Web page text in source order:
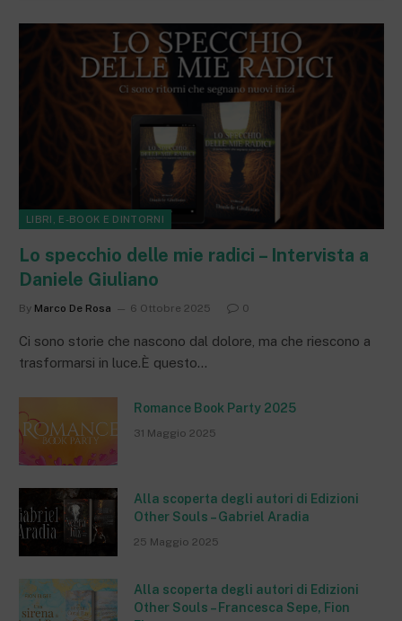
LIBRI, E-BOOK E DINTORNI
Lo specchio delle mie radici – Intervista a
Daniele Giuliano
By Marco De Rosa 6 Ottobre 2025 0
Ci sono storie che nascono dal dolore, ma che riescono a
trasformarsi in luce.È questo…
Romance Book Party 2025
31 Maggio 2025
Alla scoperta degli autori di Edizioni
Other Souls – Gabriel Aradia
25 Maggio 2025
Alla scoperta degli autori di Edizioni
Other Souls – Francesca Sepe, Fion